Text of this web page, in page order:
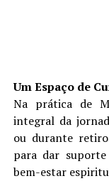
Um Espaço de
Na prática de
integral da
ou durante
para dar
bem-estar